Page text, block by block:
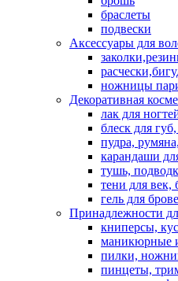
браслеты
подвески
Аксессуары для
ножницы
Декоративная
лак для
блеск для
пудра,
карандаши
тушь,
тени для век,
гель для
Принадлежности
книперсы,
маникюрные
пилки,
пинцеты,